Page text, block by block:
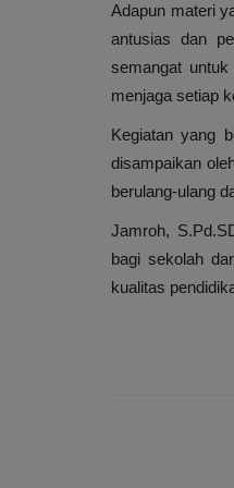
Adapun materi
antusias dan
semangat
menjaga setiap
Kegiatan yang
disampaikan
berulang-ulang
Jamroh,
bagi sekolah
kualitas